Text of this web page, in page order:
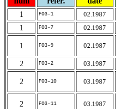
1
FO3-1 02.1987
1
FO3-7 02.1987
1 FO3-9 02.1987
2
FO3-2 03.1987
2 FO3-10 03.1987
2 FO3-11 03.1987